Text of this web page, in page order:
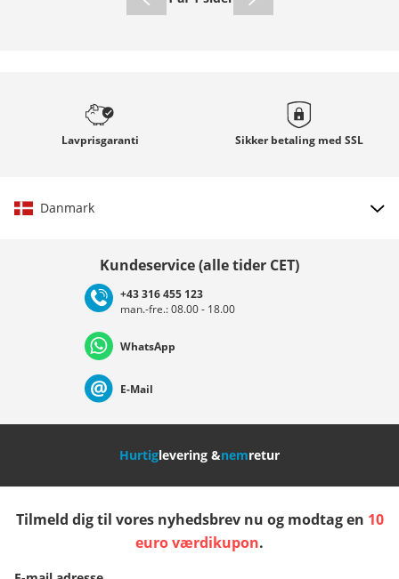
Lavprisgaranti Sikker betaling med SSL
Danmark
Deutschland Österreich
Nederland Italia (Italiano) Italien (Deutsch)
Slovenija
Kundeservice (alle tider CET)
+43 316 455 123
man.-fre.: 08.00 - 18.00
WhatsApp
E-Mail
Hurtiglevering &nemretur
Tilmeld dig til vores nyhedsbrev nu og modtag en 10
euro værdikupon.